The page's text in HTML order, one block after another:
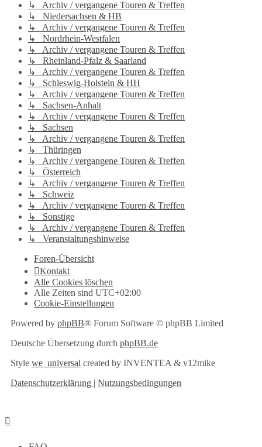
↳ Archiv / vergangene Touren & Treffen
↳ Niedersachsen & HB
↳ Archiv / vergangene Touren & Treffen
↳ Nordrhein-Westfalen
↳ Archiv / vergangene Touren & Treffen
↳ Rheinland-Pfalz & Saarland
↳ Archiv / vergangene Touren & Treffen
↳ Schleswig-Holstein & HH
↳ Archiv / vergangene Touren & Treffen
↳ Sachsen-Anhalt
↳ Archiv / vergangene Touren & Treffen
↳ Sachsen
↳ Archiv / vergangene Touren & Treffen
↳ Thüringen
↳ Archiv / vergangene Touren & Treffen
↳ Österreich
↳ Archiv / vergangene Touren & Treffen
↳ Schweiz
↳ Archiv / vergangene Touren & Treffen
↳ Sonstige
↳ Archiv / vergangene Touren & Treffen
↳ Veranstaltungshinweise
Foren-Übersicht
Kontakt
Alle Cookies löschen
Alle Zeiten sind UTC+02:00
Cookie-Einstellungen
Powered by phpBB® Forum Software © phpBB Limited
Deutsche Übersetzung durch phpBB.de
Style we_universal created by INVENTEA & v12mike
Datenschutzerklärung | Nutzungsbedingungen